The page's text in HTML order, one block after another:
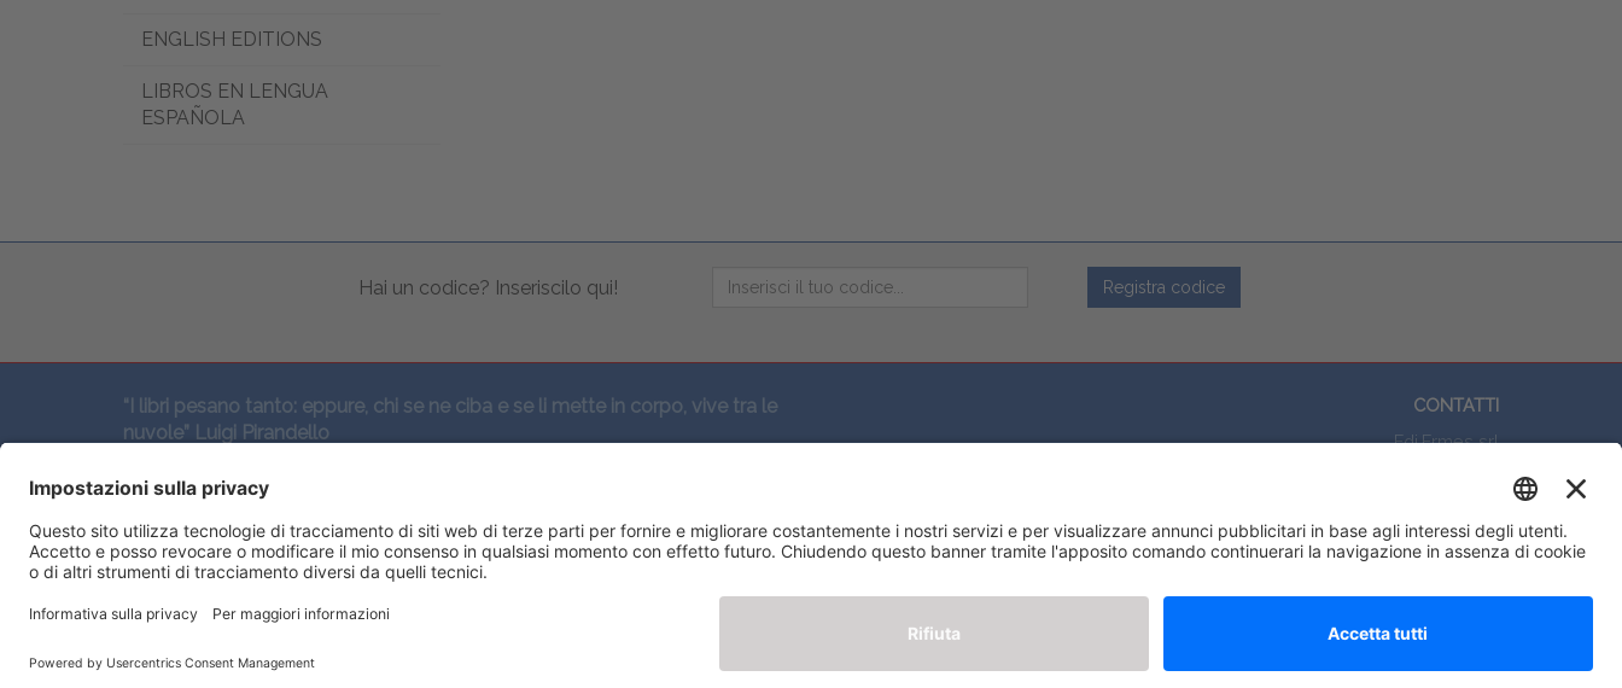
ENGLISH EDITIONS
LIBROS EN LENGUA
ESPAÑOLA
Hai un codice? Inseriscilo qui! Registra codice
“I libri pesano tanto: eppure, chi se ne ciba e se li mette in corpo, vive tra le
nuvole” Luigi Pirandello
SEGUICI QUI:
CONTATTI
Edi.Ermes srl
E-mail: eeinfo@eenet.it
Partita IVA e Codice Fiscale: 02254790153
ORARI
Lunedì — Giovedì: - 08:30 - 13:00 – 14:00 - 17:30